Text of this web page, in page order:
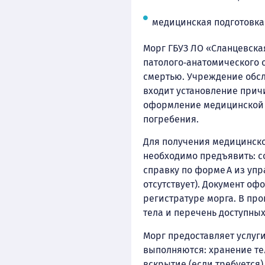
медицинская
Морг ГБУЗ ЛО
смертью. Учреждение
входит установление
оформление медицинской
погребения.
Для получения
необходимо предъявить:
справку по форме А из
отсутствует). Документ
регистратуре морга. В
тела и перечень
Морг предоставляет
выполняются: хранение